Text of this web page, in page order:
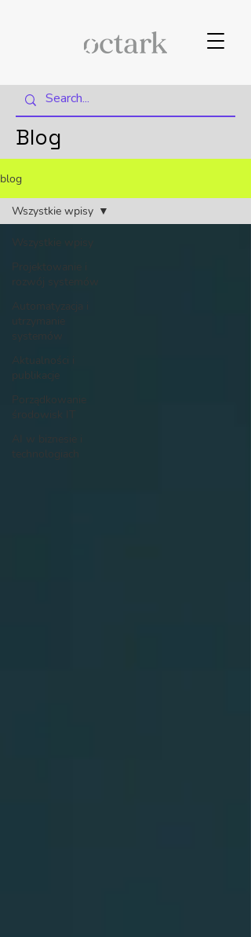
Blog
blog
Wszystkie wpisy
Projektowanie i
rozwój systemów
Automatyzacja i
utrzymanie
systemów
Aktualności i
publikacje
Porządkowanie
środowisk IT
AI w biznesie i
technologiach
Wszystkie wpisy